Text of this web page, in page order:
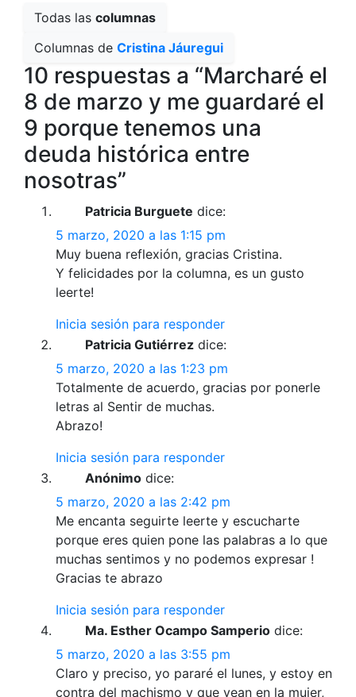
Todas las columnas
Columnas de Cristina Jáuregui
10 respuestas a “Marcharé el
8 de marzo y me guardaré el
9 porque tenemos una
deuda histórica entre
nosotras”
Patricia Burguete dice:
5 marzo, 2020 a las 1:15 pm
Muy buena reflexión, gracias Cristina.
Y felicidades por la columna, es un gusto
leerte!
Inicia sesión para responder
Patricia Gutiérrez dice:
5 marzo, 2020 a las 1:23 pm
Totalmente de acuerdo, gracias por ponerle
letras al Sentir de muchas.
Abrazo!
Inicia sesión para responder
Anónimo dice:
5 marzo, 2020 a las 2:42 pm
Me encanta seguirte leerte y escucharte
porque eres quien pone las palabras a lo que
muchas sentimos y no podemos expresar !
Gracias te abrazo
Inicia sesión para responder
Ma. Esther Ocampo Samperio dice:
5 marzo, 2020 a las 3:55 pm
Claro y preciso, yo pararé el lunes, y estoy en
contra del machismo y que vean en la mujer,